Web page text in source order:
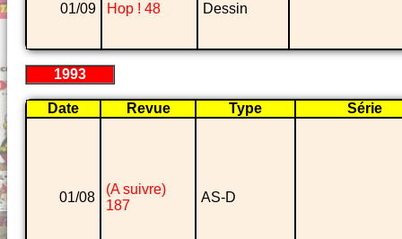
01/09 Hop ! 48 Dessin
1993
Date Revue Type Série
01/08
(A suivre)
187
AS-D